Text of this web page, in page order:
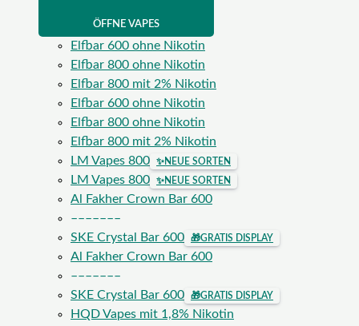
ÖFFNE VAPES
Elfbar 600 ohne Nikotin
Elfbar 800 ohne Nikotin
Elfbar 800 mit 2% Nikotin
Elfbar 600 ohne Nikotin
Elfbar 800 ohne Nikotin
Elfbar 800 mit 2% Nikotin
LM Vapes 800
✨NEUE SORTEN
LM Vapes 800 ✨NEUE SORTEN
Al Fakher Crown Bar 600
–––––––
SKE Crystal Bar 600
🎁GRATIS DISPLAY
Al Fakher Crown Bar 600
–––––––
SKE Crystal Bar 600
🎁GRATIS DISPLAY
HQD Vapes mit 1,8% Nikotin